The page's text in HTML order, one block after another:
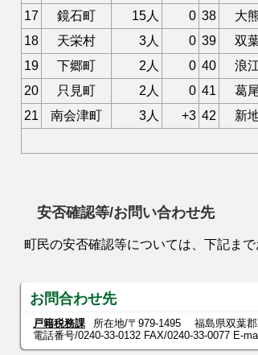
17
鏡石町 15人 0 38 大
18
天栄村 3人 0 39 双
19
下郷町 2人 0 40 浪
20
只見町 2人 0 41 葛
21
南会津町 3人 +3 42 新
安否確認等/お問い合わせ先
町民の安否確認等については、下記まで
お問合わせ先
戸籍税務課
所在地/〒979-1495 福島県双葉郡
電話番号/0240-33-0132 FAX/0240-33-0077 E-